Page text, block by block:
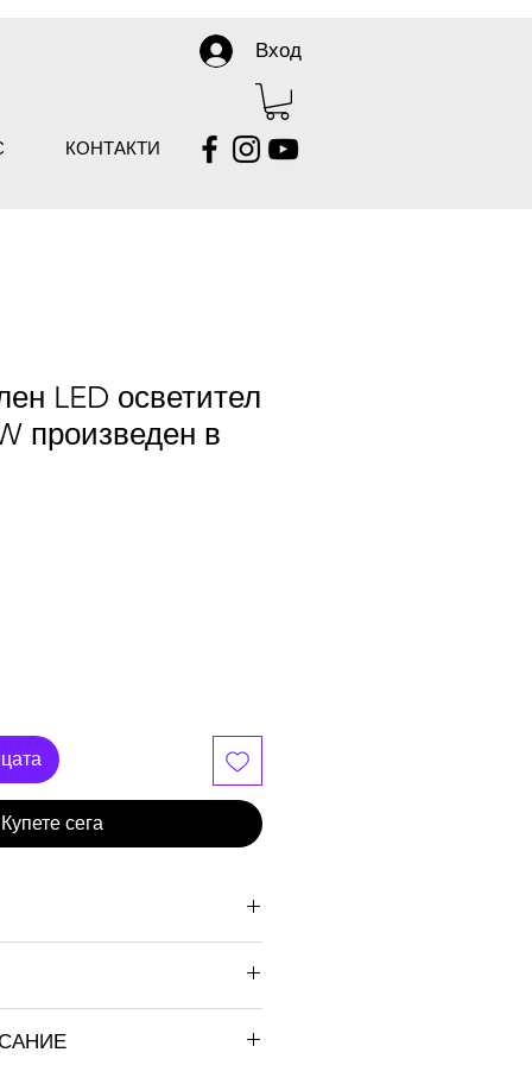
Вход
КОНТАКТИ
LED осветител
произведен в
Купете сега